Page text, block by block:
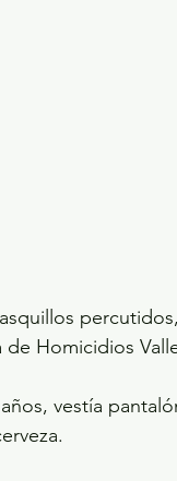
Homicidios
vestía